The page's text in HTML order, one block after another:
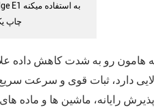
4. آزمايشگاه دندانپزشکي VU Gia از Edge E1 به استفاده ميکنه
5.
رایانه، ماشین ها و ماده